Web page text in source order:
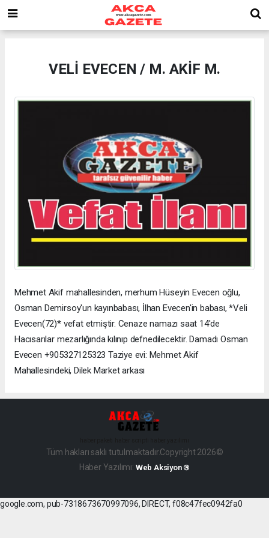
VELİ EVECEN / M. AKİF M.
Mehmet Akif mahallesinden, merhum Hüseyin Evecen oğlu,
Osman Demirsoy'un kayınbabası, İlhan Evecen'in babası, *Veli
Evecen(72)* vefat etmiştir. Cenaze namazı saat 14'de
Hacısarılar mezarlığında kılınıp defnedilecektir. Damadı Osman
Evecen +905327125323 Taziye evi: Mehmet Akif
Mahallesindeki, Dilek Market arkası
Tüm hakları saklı tutulmaktadır.Copyright 2026©
Haber Yazılımı: Web Aksiyon ®
google.com, pub-7318673670997096, DIRECT, f08c47fec0942fa0